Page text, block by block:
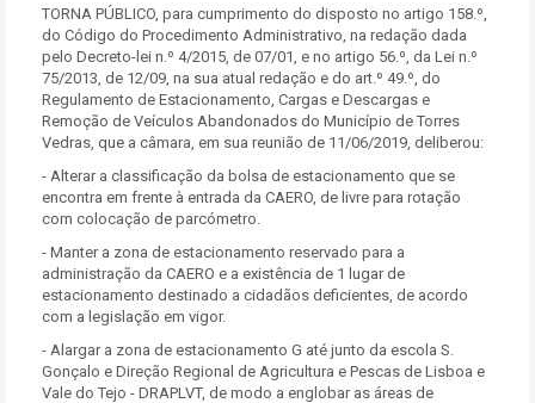
TORNA PÚBLICO, para cumprimento do disposto no artigo 158.º,
do Código do Procedimento Administrativo, na redação dada
pelo Decreto-lei n.º 4/2015, de 07/01, e no artigo 56.º, da Lei n.º
75/2013, de 12/09, na sua atual redação e do art.º 49.º, do
Regulamento de Estacionamento, Cargas e Descargas e
Remoção de Veículos Abandonados do Município de Torres
Vedras, que a câmara, em sua reunião de 11/06/2019, deliberou:
- Alterar a classificação da bolsa de estacionamento que se
encontra em frente à entrada da CAERO, de livre para rotação
com colocação de parcómetro.
- Manter a zona de estacionamento reservado para a
administração da CAERO e a existência de 1 lugar de
estacionamento destinado a cidadãos deficientes, de acordo
com a legislação em vigor.
- Alargar a zona de estacionamento G até junto da escola S.
Gonçalo e Direção Regional de Agricultura e Pescas de Lisboa e
Vale do Tejo - DRAPLVT, de modo a englobar as áreas de